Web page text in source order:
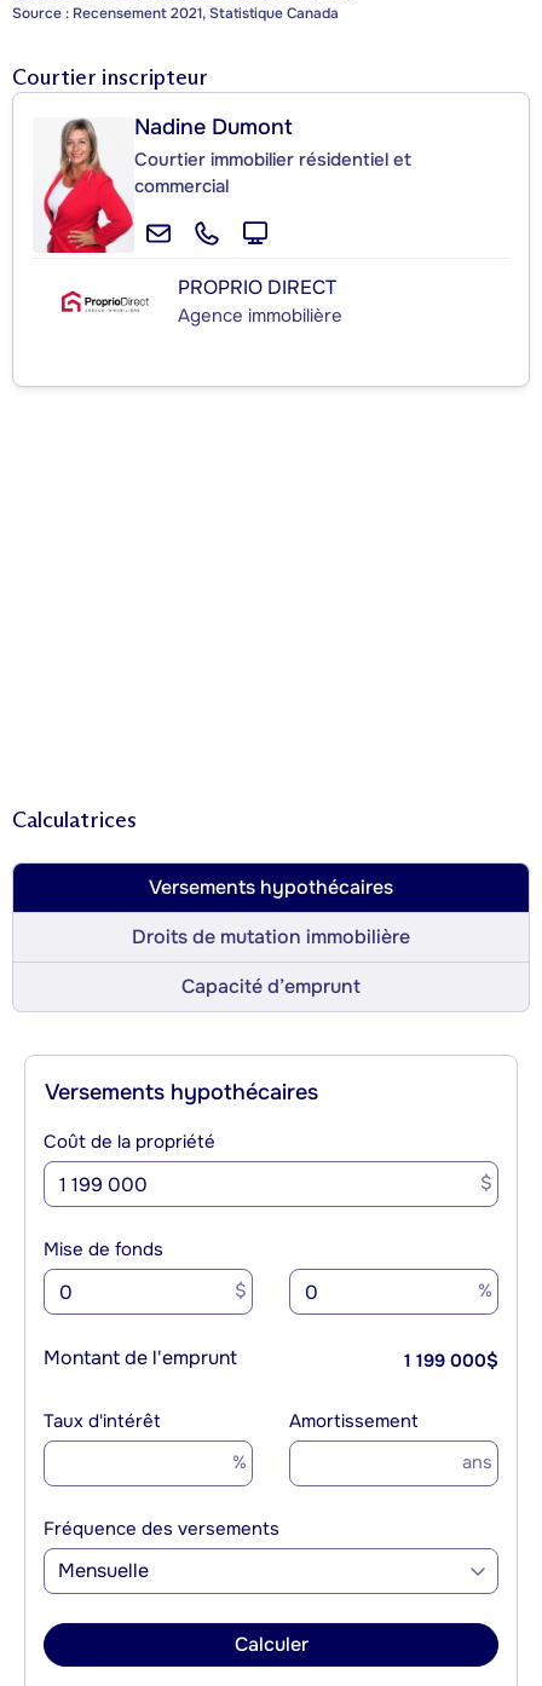
Source : Recensement 2021, Statistique Canada
Courtier inscripteur
Nadine Dumont
Courtier immobilier résidentiel et
commercial
PROPRIO DIRECT
Agence immobilière
Calculatrices
Versements hypothécaires
Droits de mutation immobilière
Capacité d’emprunt
Versements hypothécaires
Coût de la propriété
$
Mise de fonds
$ %
Montant de l'emprunt 1 199 000$
Taux d'intérêt
%
Amortissement
ans
Fréquence des versements
Mensuelle
Calculer